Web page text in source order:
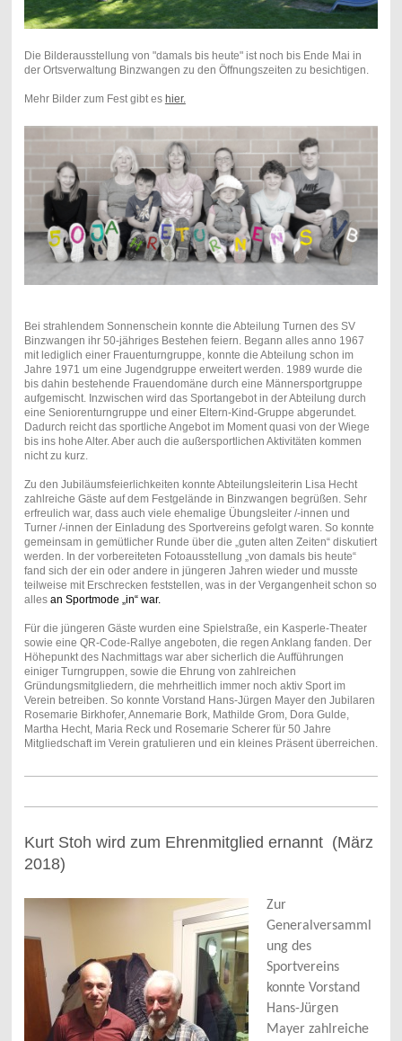
Die Bilderausstellung von "damals bis heute" ist noch bis Ende Mai in
der Ortsverwaltung Binzwangen zu den Öffnungszeiten zu besichtigen.
Mehr Bilder zum Fest gibt es hier.
Bei strahlendem Sonnenschein konnte die Abteilung Turnen des SV
Binzwangen ihr 50-jähriges Bestehen feiern. Begann alles anno 1967
mit lediglich einer Frauenturngruppe, konnte die Abteilung schon im
Jahre 1971 um eine Jugendgruppe erweitert werden. 1989 wurde die
bis dahin bestehende Frauendomäne durch eine Männersportgruppe
aufgemischt. Inzwischen wird das Sportangebot in der Abteilung durch
eine Seniorenturngruppe und einer Eltern-Kind-Gruppe abgerundet.
Dadurch reicht das sportliche Angebot im Moment quasi von der Wiege
bis ins hohe Alter. Aber auch die außersportlichen Aktivitäten kommen
nicht zu kurz.
Zu den Jubiläumsfeierlichkeiten konnte Abteilungsleiterin Lisa Hecht
zahlreiche Gäste auf dem Festgelände in Binzwangen begrüßen. Sehr
erfreulich war, dass auch viele ehemalige Übungsleiter /-innen und
Turner /-innen der Einladung des Sportvereins gefolgt waren. So konnte
gemeinsam in gemütlicher Runde über die „guten alten Zeiten“ diskutiert
werden. In der vorbereiteten Fotoausstellung „von damals bis heute“
fand sich der ein oder andere in jüngeren Jahren wieder und musste
teilweise mit Erschrecken feststellen, was in der Vergangenheit schon so
alles an Sportmode „in“ war.
Für die jüngeren Gäste wurden eine Spielstraße, ein Kasperle-Theater
sowie eine QR-Code-Rallye angeboten, die regen Anklang fanden. Der
Höhepunkt des Nachmittags war aber sicherlich die Aufführungen
einiger Turngruppen, sowie die Ehrung von zahlreichen
Gründungsmitgliedern, die mehrheitlich immer noch aktiv Sport im
Verein betreiben. So konnte Vorstand Hans-Jürgen Mayer den Jubilaren
Rosemarie Birkhofer, Annemarie Bork, Mathilde Grom, Dora Gulde,
Martha Hecht, Maria Reck und Rosemarie Scherer für 50 Jahre
Mitgliedschaft im Verein gratulieren und ein kleines Präsent überreichen.
Kurt Stoh wird zum Ehrenmitglied ernannt (März
2018)
Zur
Generalversamml
ung des
Sportvereins
konnte Vorstand
Hans-Jürgen
Mayer zahlreiche